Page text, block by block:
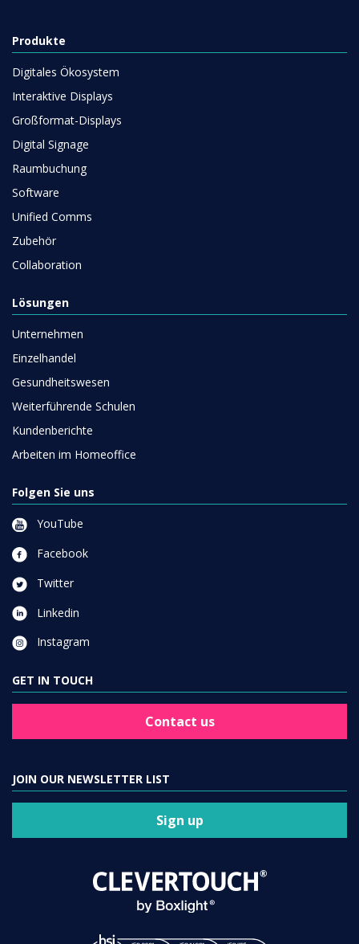
Produkte
Digitales Ökosystem
Interaktive Displays
Großformat-Displays
Digital Signage
Raumbuchung
Software
Unified Comms
Zubehör
Collaboration
Lösungen
Unternehmen
Einzelhandel
Gesundheitswesen
Weiterführende Schulen
Kundenberichte
Arbeiten im Homeoffice
Folgen Sie uns
YouTube
Facebook
Twitter
Linkedin
Instagram
GET IN TOUCH
Contact us
JOIN OUR NEWSLETTER LIST
Sign up